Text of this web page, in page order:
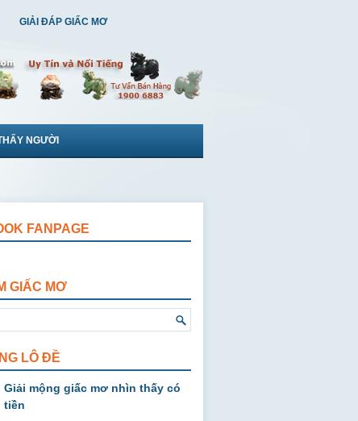
GIẢI ĐÁP GIẤC MƠ
NGƯỜI
FANPAGE
GIẤC MƠ
LÔ ĐỀ
Giải mộng giấc mơ nhìn thấy có
tiền